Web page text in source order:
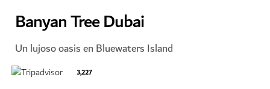
Banyan Tree Dubai
Un lujoso oasis en Bluewaters Island
3,227